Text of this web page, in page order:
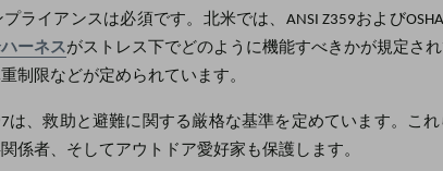
ライアンスは必須です。北米では、ANSI Z359および
ーネスがストレス下でどのように機能すべきかが規定さ
制限などが定められています。
は、救助と避難に関する厳格な基準を定めています。こ
係者、そしてアウトドア愛好家も保護します。